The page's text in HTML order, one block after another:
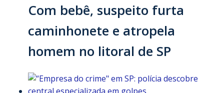
Com bebê, suspeito furta
caminhonete e atropela
homem no litoral de SP